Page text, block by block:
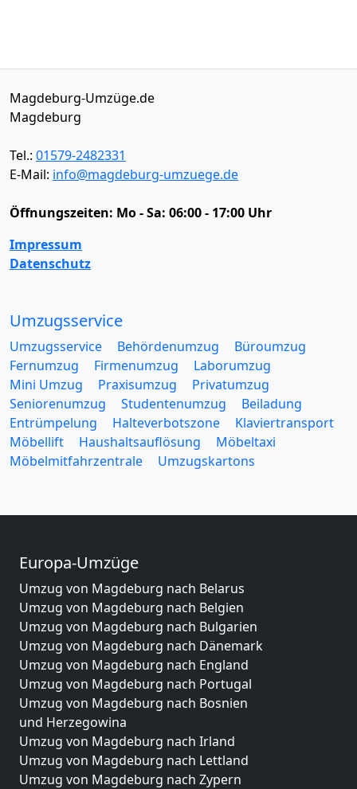
Magdeburg-Umzüge.de
Magdeburg
Tel.: 01579-2482331
E-Mail: info@magdeburg-umzuege.de
Öffnungszeiten: Mo - Sa: 06:00 - 17:00 Uhr
Impressum
Datenschutz
Umzugsservice
Umzugsservice Behördenumzug
Büroumzug
Fernumzug
Firmenumzug
Laborumzug
Mini Umzug
Praxisumzug
Privatumzug
Seniorenumzug
Studentenumzug
Beiladung
Entrümpelung
Halteverbotszone
Klaviertransport
Möbellift
Haushaltsauflösung
Möbeltaxi
Möbelmitfahrzentrale
Umzugskartons
Europa-Umzüge
Umzug von Magdeburg nach Belarus
Umzug von Magdeburg nach Belgien
Umzug von Magdeburg nach Bulgarien
Umzug von Magdeburg nach Dänemark
Umzug von Magdeburg nach England
Umzug von Magdeburg nach Portugal
Umzug von Magdeburg nach Bosnien
und Herzegowina
Umzug von Magdeburg nach Irland
Umzug von Magdeburg nach Lettland
Umzug von Magdeburg nach Zypern